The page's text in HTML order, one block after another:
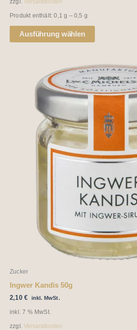
Produkt enthält: 0,1g – 0,5 g
Ausführung wählen
Zucker
Ingwer Kandis 50g
2,10 € inkl. MwSt.
inkl. 7 % MwSt.
zzgl.Versandkosten